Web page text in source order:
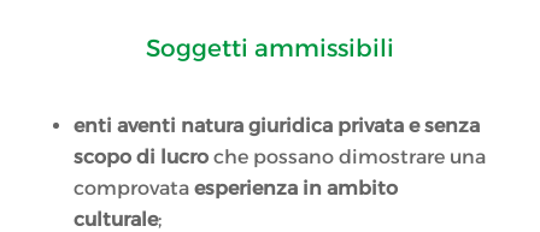
Soggetti ammissibili
enti aventi natura giuridica privata e senza
scopo di lucroche possano dimostrare una
comprovata esperienza in ambito
culturale;